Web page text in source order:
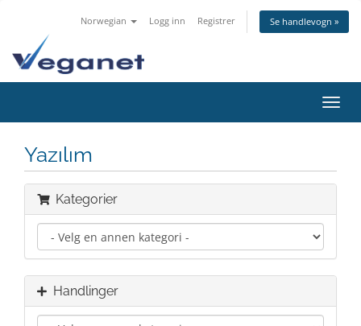
Norwegian Logg inn Registrer Se handlevogn »
Bytt
Yazılım
Kategorier
Handlinger